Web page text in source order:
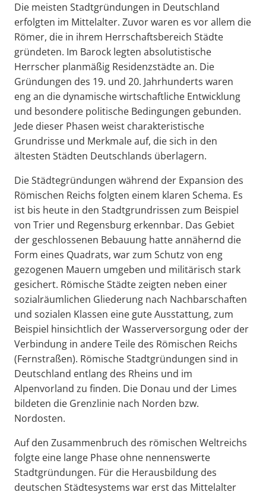
Die meisten Stadtgründungen in Deutschland
erfolgten im Mittelalter. Zuvor waren es vor allem die
Römer, die in ihrem Herrschaftsbereich Städte
gründeten. Im Barock legten absolutistische
Herrscher planmäßig Residenzstädte an. Die
Gründungen des 19. und 20. Jahrhunderts waren
eng an die dynamische wirtschaftliche Entwicklung
und besondere politische Bedingungen gebunden.
Jede dieser Phasen weist charakteristische
Grundrisse und Merkmale auf, die sich in den
ältesten Städten Deutschlands überlagern.
Die Städtegründungen während der Expansion des
Römischen Reichs folgten einem klaren Schema. Es
ist bis heute in den Stadtgrundrissen zum Beispiel
von Trier und Regensburg erkennbar. Das Gebiet
der geschlossenen Bebauung hatte annähernd die
Form eines Quadrats, war zum Schutz von eng
gezogenen Mauern umgeben und militärisch stark
gesichert. Römische Städte zeigten neben einer
sozialräumlichen Gliederung nach Nachbarschaften
und sozialen Klassen eine gute Ausstattung, zum
Beispiel hinsichtlich der Wasserversorgung oder der
Verbindung in andere Teile des Römischen Reichs
(Fernstraßen). Römische Stadtgründungen sind in
Deutschland entlang des Rheins und im
Alpenvorland zu finden. Die Donau und der Limes
bildeten die Grenzlinie nach Norden bzw.
Nordosten.
Auf den Zusammenbruch des römischen Weltreichs
folgte eine lange Phase ohne nennenswerte
Stadtgründungen. Für die Herausbildung des
deutschen Städtesystems war erst das Mittelalter